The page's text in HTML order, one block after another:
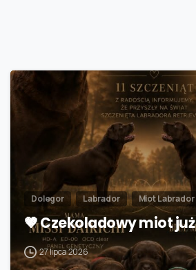
Dolegor Labrador Miot Labrador
🤎 Czekoladowy miot
27 lipca 2026